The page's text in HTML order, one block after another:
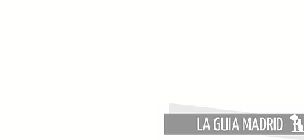
Cómo limpiar y desinfectar tu